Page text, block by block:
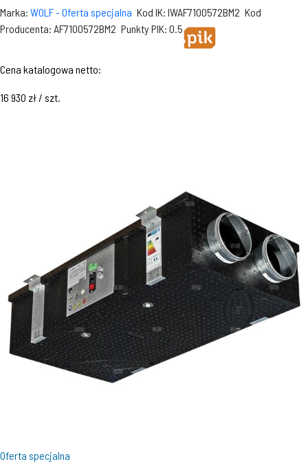
Marka: WOLF - Oferta specjalna Kod IK: IWAF7100572BM2 Kod
Producenta: AF7100572BM2 Punkty PIK: 0.5
Cena katalogowa netto:
16 930 zł / szt.
Oferta specjalna